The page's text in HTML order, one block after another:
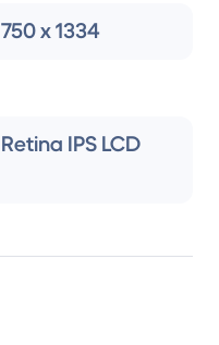
750 x 1334
Retina IPS LCD